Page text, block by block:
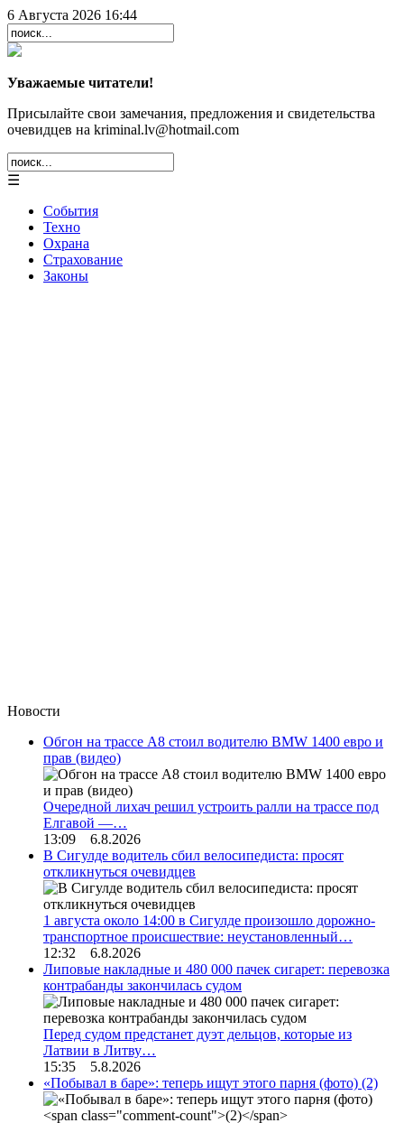
6 Августа 2026 16:44
Уважаемые читатели!
Присылайте свои замечания, предложения и свидетельства
очевидцев на kriminal.lv@hotmail.com
☰
События
Техно
Охрана
Страхование
Законы
Новости
Обгон на трассе А8 стоил водителю BMW 1400 евро и
прав (видео)
Очередной лихач решил устроить ралли на трассе под
Елгавой —…
13:09 6.8.2026
В Сигулде водитель сбил велосипедиста: просят
откликнуться очевидцев
1 августа около 14:00 в Сигулде произошло дорожно-
транспортное происшествие: неустановленный…
12:32 6.8.2026
Липовые накладные и 480 000 пачек сигарет: перевозка
контрабанды закончилась судом
Перед судом предстанет дуэт дельцов, которые из
Латвии в Литву…
15:35 5.8.2026
«Побывал в баре»: теперь ищут этого парня (фото) (2)